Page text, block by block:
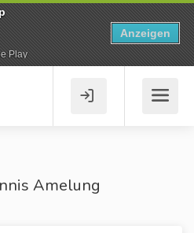
Amelung
Play
Anzeigen